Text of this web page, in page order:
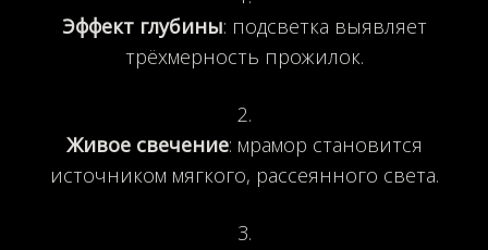
Эффект глубины: подсветка выявляет
трёхмерность прожилок.
Живое свечение: мрамор становится
источником мягкого, рассеянного света.